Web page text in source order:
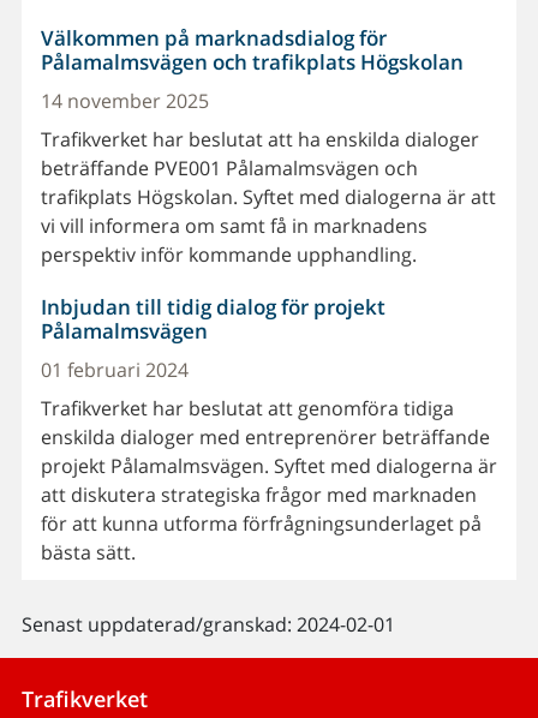
Välkommen på marknadsdialog för
Pålamalmsvägen och trafikplats Högskolan
14 november 2025
Trafikverket har beslutat att ha enskilda dialoger
beträffande PVE001 Pålamalmsvägen och
trafikplats Högskolan. Syftet med dialogerna är att
vi vill informera om samt få in marknadens
perspektiv inför kommande upphandling.
Inbjudan till tidig dialog för projekt
Pålamalmsvägen
01 februari 2024
Trafikverket har beslutat att genomföra tidiga
enskilda dialoger med entreprenörer beträffande
projekt Pålamalmsvägen. Syftet med dialogerna är
att diskutera strategiska frågor med marknaden
för att kunna utforma förfrågningsunderlaget på
bästa sätt.
Senast uppdaterad/granskad: 2024-02-01
Trafikverket